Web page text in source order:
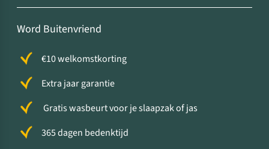
Word Buitenvriend
€10 welkomstkorting
Extra jaar garantie
Gratis wasbeurt voor je slaapzak of jas
365 dagen bedenktijd